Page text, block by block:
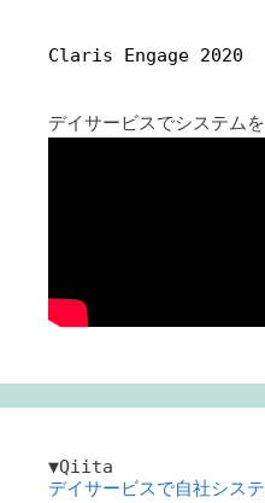
Claris Engage 2020
デイサービスでシステム
▼Qiita
デイサービスで自社シス